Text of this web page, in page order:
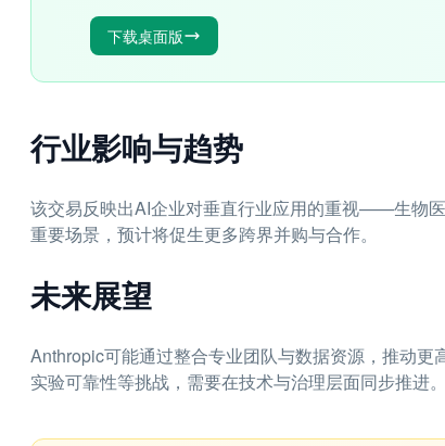
下载桌面版
行业影响与趋势
该交易反映出AI企业对垂直行业应用的重视——生物
重要场景，预计将促生更多跨界并购与合作。
未来展望
Anthropic可能通过整合专业团队与数据资源，推动
实验可靠性等挑战，需要在技术与治理层面同步推进。